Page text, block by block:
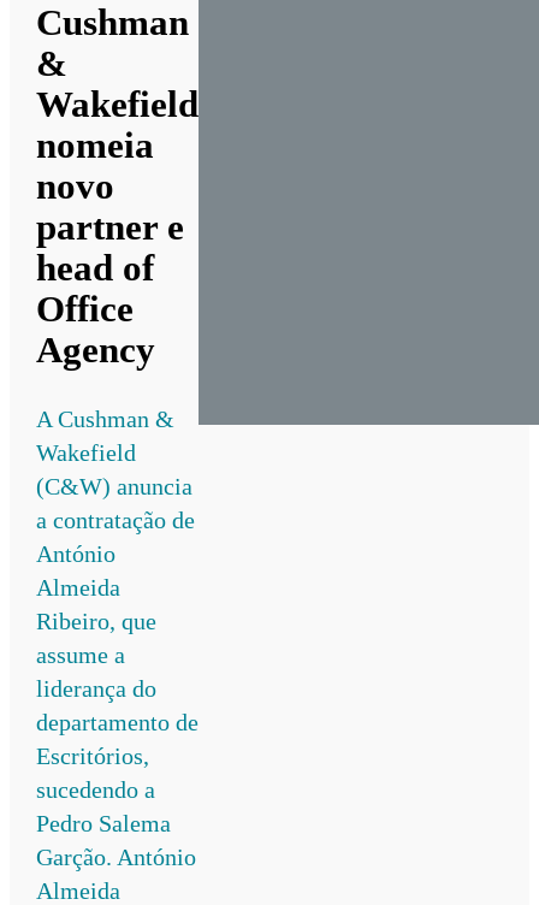
Cushman
&
Wakefield
nomeia
novo
partner e
head of
Office
Agency
A Cushman &
Wakefield
(C&W) anuncia
a contratação de
António
Almeida
Ribeiro, que
assume a
liderança do
departamento de
Escritórios,
sucedendo a
Pedro Salema
Garção. António
Almeida